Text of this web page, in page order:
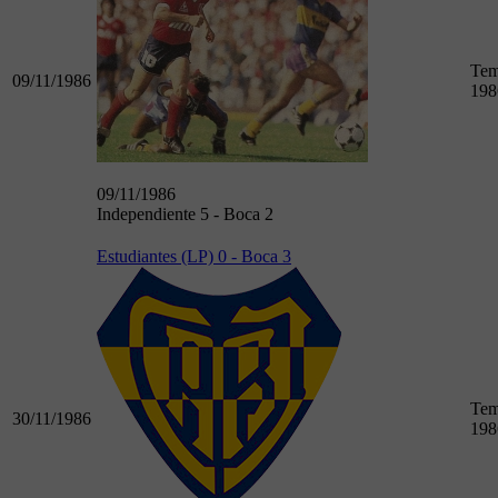
09/11/1986
09/11/1986
Independiente 5 - Boca 2
30/11/1986
Estudiantes (LP) 0 - Boca 3